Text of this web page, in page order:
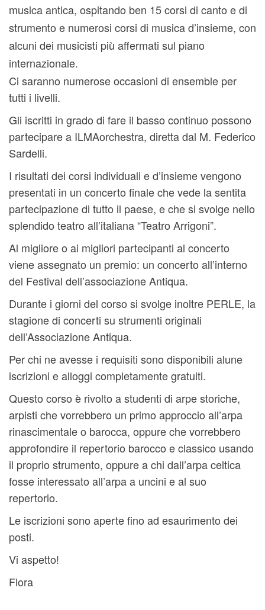
musica antica, ospitando ben 15 corsi di canto e di
strumento e numerosi corsi di musica d’insieme, con
alcuni dei musicisti più affermati sul piano
internazionale.
Ci saranno numerose occasioni di ensemble per
tutti i livelli.
Gli iscritti in grado di fare il basso continuo possono
partecipare a ILMAorchestra, diretta dal M. Federico
Sardelli.
I risultati dei corsi individuali e d’insieme vengono
presentati in un concerto finale che vede la sentita
partecipazione di tutto il paese, e che si svolge nello
splendido teatro all’italiana “Teatro Arrigoni”.
Al migliore o ai migliori partecipanti al concerto
viene assegnato un premio: un concerto all’interno
del Festival dell’associazione Antiqua.
Durante i giorni del corso si svolge inoltre PERLE, la
stagione di concerti su strumenti originali
dell’Associazione Antiqua.
Per chi ne avesse i requisiti sono disponibili alune
iscrizioni e alloggi completamente gratuiti.
Questo corso è rivolto a studenti di arpe storiche,
arpisti che vorrebbero un primo approccio all’arpa
rinascimentale o barocca, oppure che vorrebbero
approfondire il repertorio barocco e classico usando
il proprio strumento, oppure a chi dall’arpa celtica
fosse interessato all’arpa a uncini e al suo
repertorio.
Le iscrizioni sono aperte fino ad esaurimento dei
posti.
Vi aspetto!
Flora